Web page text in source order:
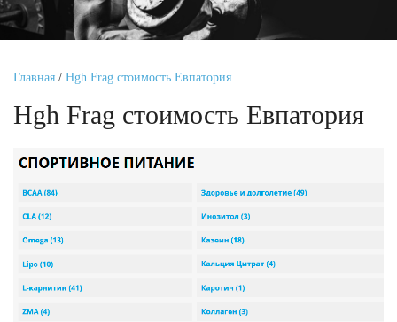
Главная / Hgh Frag стоимость Евпатория
Hgh Frag стоимость Евпатория